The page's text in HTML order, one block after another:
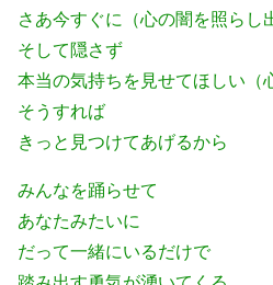
さあ今すぐに（心の闇を照らし
そして隠さず
本当の気持ちを見せてほしい（
そうすれば
きっと見つけてあげるから
みんなを踊らせて
あなたみたいに
だって一緒にいるだけで